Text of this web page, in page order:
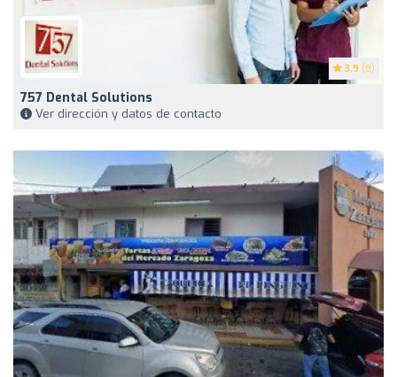
3.9 (8)
757 Dental Solutions
Ver dirección y datos de contacto